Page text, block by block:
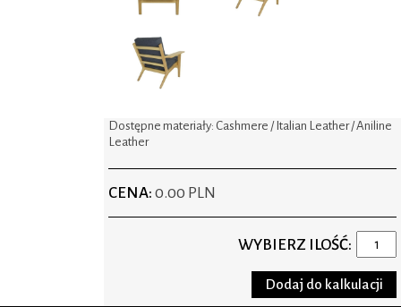
Dostępne materiały: Cashmere / Italian Leather / Aniline
Leather
CENA:0.00 PLN
WYBIERZ ILOŚĆ: